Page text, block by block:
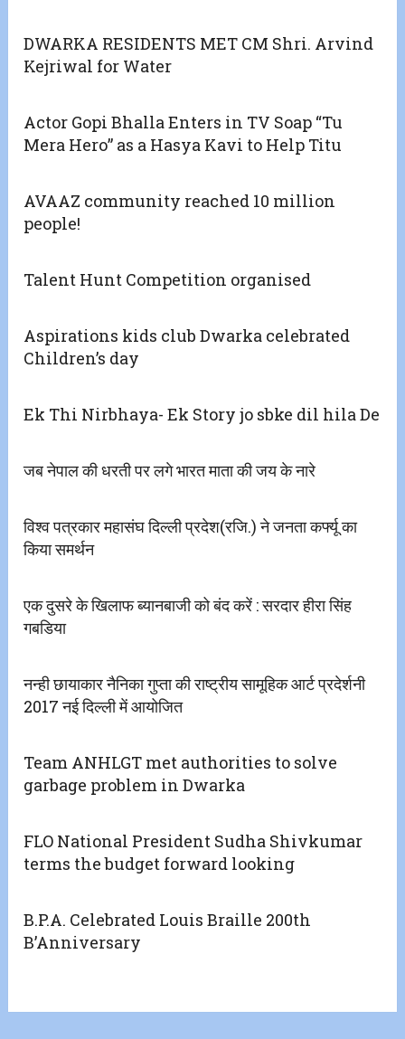
DWARKA RESIDENTS MET CM Shri. Arvind
Kejriwal for Water
Actor Gopi Bhalla Enters in TV Soap “Tu
Mera Hero” as a Hasya Kavi to Help Titu
AVAAZ community reached 10 million
people!
Talent Hunt Competition organised
Aspirations kids club Dwarka celebrated
Children’s day
Ek Thi Nirbhaya- Ek Story jo sbke dil hila De
जब नेपाल की धरती पर लगे भारत माता की जय के नारे
विश्व पत्रकार महासंघ दिल्ली प्रदेश(रजि.) ने जनता कर्फ्यू का
किया समर्थन
एक दुसरे के खिलाफ ब्यानबाजी को बंद करें : सरदार हीरा सिंह
गबडिया
नन्ही छायाकार नैनिका गुप्ता की राष्ट्रीय सामूहिक आर्ट प्रदेर्शनी
2017 नई दिल्ली में आयोजित
Team ANHLGT met authorities to solve
garbage problem in Dwarka
FLO National President Sudha Shivkumar
terms the budget forward looking
B.P.A. Celebrated Louis Braille 200th
B’Anniversary